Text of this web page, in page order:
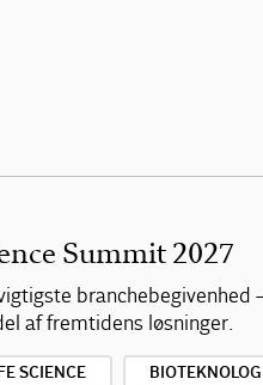
Summit 2027
af fremtidens løsninger.
SCIENCE